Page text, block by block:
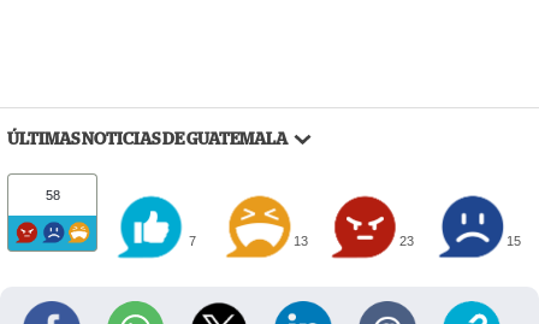
ÚLTIMAS NOTICIAS DE GUATEMALA
58
7 13 23 15